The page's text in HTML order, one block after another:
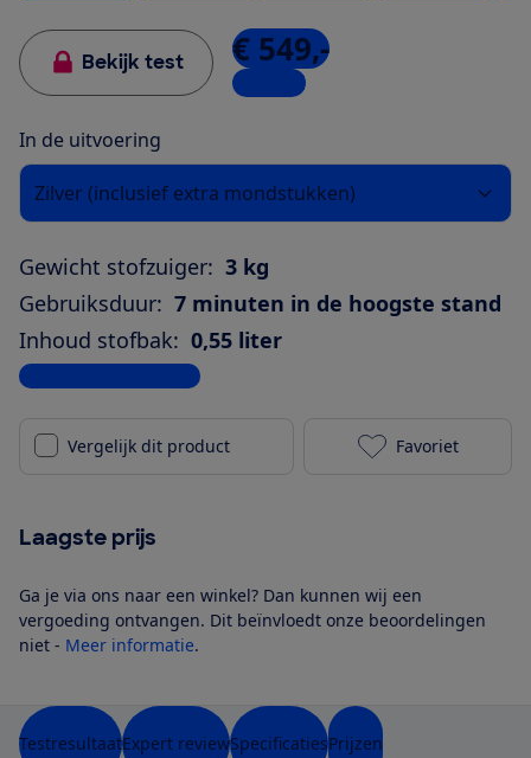
Bekijk test € 549,-
1 winkel
In de uitvoering
Zilver (inclusief extra mondstukken)
Gewicht stofzuiger: 3 kg
Gebruiksduur: 7 minuten in de hoogste stand
Inhoud stofbak: 0,55 liter
Bekijk alle specificaties
Vergelijk dit product Samsung
Favoriet
Laagste prijs
Ga je via ons naar een winkel? Dan kunnen wij een
vergoeding ontvangen. Dit beïnvloedt onze beoordelingen
niet - Meer informatie.
TestresultaatExpert reviewSpecificatiesPrijzen